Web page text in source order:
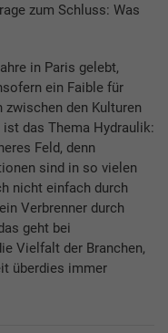
zum Schluss: Was
in Paris gelebt,
ein Faible für
den Kulturen
das Thema Hydraulik:
Feld, denn
sind in so vielen
nicht einfach durch
Verbrenner durch
geht bei
Vielfalt der Branchen,
überdies immer